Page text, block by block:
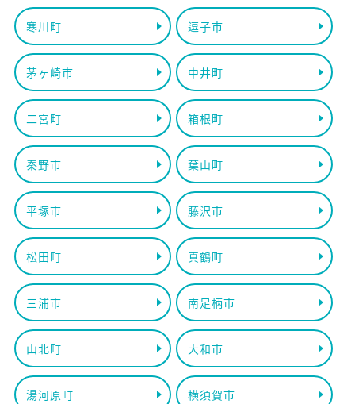
寒川町 逗子市
茅ヶ崎市 中井町
二宮町 箱根町
秦野市 葉山町
平塚市 藤沢市
松田町 真鶴町
三浦市 南足柄市
山北町 大和市
湯河原町 横須賀市